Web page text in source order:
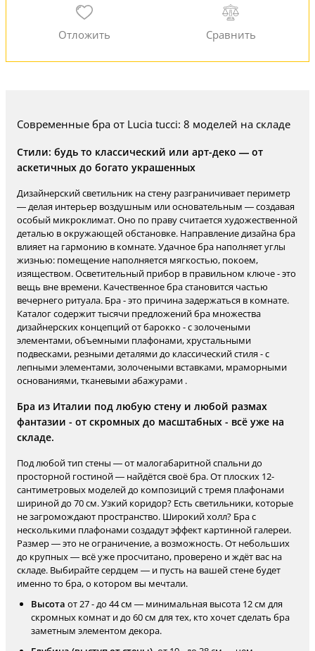
Современные бра от Lucia tucci: 8 моделей на складе
Стили: будь то классический или арт-деко — от
аскетичных до богато украшенных
Дизайнерский светильник на стену разграничивает периметр
— делая интерьер воздушным или основательным — создавая
особый микроклимат. Оно по праву считается художественной
деталью в окружающей обстановке. Направление дизайна бра
влияет на гармонию в комнате. Удачное бра наполняет углы
жизнью: помещение наполняется мягкостью, покоем,
изяществом. Осветительный прибор в правильном ключе - это
вещь вне времени. Качественное бра становится частью
вечернего ритуала. Бра - это причина задержаться в комнате.
Каталог содержит тысячи предложений бра множества
дизайнерских концепций от барокко - с золочеными
элементами, объемными плафонами, хрустальными
подвесками, резными деталями до классический стиля - с
лепными элементами, золочеными вставками, мраморными
основаниями, тканевыми абажурами .
Бра из Италии под любую стену и любой размах
фантазии - от скромных до масштабных - всё уже на
складе.
Под любой тип стены — от малогабаритной спальни до
просторной гостиной — найдётся своё бра. От плоских 12-
сантиметровых моделей до композиций с тремя плафонами
шириной до 70 см. Узкий коридор? Есть светильники, которые
не загромождают пространство. Широкий холл? Бра с
несколькими плафонами создадут эффект картинной галереи.
Размер — это не ограничение, а возможность. От небольших
до крупных — всё уже просчитано, проверено и ждёт вас на
складе. Выбирайте сердцем — и пусть на вашей стене будет
именно то бра, о котором вы мечтали.
Высота от 27 - до 44 см — минимальная высота 12 см для
скромных комнат и до 60 см для тех, кто хочет сделать бра
заметным элементом декора.